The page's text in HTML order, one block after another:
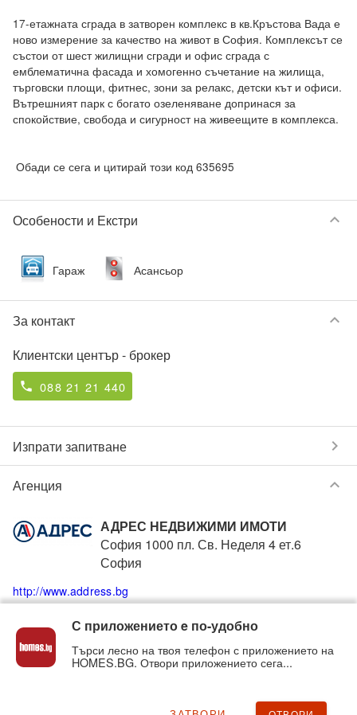
17-етажната сграда в затворен комплекс в кв.Кръстова Вада е
ново измерение за качество на живот в София. Комплексът се
състои от шест жилищни сгради и офис сграда с
емблематична фасада и хомогенно съчетание на жилища,
търговски площи, фитнес, зони за релакс, детски кът и офиси.
Вътрешният парк с богато озеленяване допринася за
спокойствие, свобода и сигурност на живеещите в комплекса.
Обади се сега и цитирай този код 635695
Особености и Екстри keyboard_arrow_down
Гараж Асансьор
За контакт keyboard_arrow_down
Клиентски център- брокер
phone 088 21 21 440
Изпрати запитване chevron_right
Агенция keyboard_arrow_down
АДРЕС НЕДВИЖИМИ ИМОТИ
София 1000 пл. Св. Неделя 4 ет.6
София
http://www.address.bg
phone 0882121440
Вижте всички обяви отАДРЕС НЕДВИЖИМИ ИМОТИ
С приложението e по-удобно
Търси лесно на твоя телефон с приложението на
HOMES.BG. Отвори приложението сега...